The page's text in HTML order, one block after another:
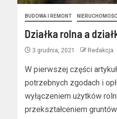
BUDOWA I REMONT NIERUCHOMOŚCI
Działka rolna a
3 grudnia, 2021 Redakcja
W pierwszej części
potrzebnych zgodach i
wyłączeniem użytków
przekształceniem